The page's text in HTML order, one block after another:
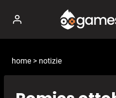
contenuto
home > notizie